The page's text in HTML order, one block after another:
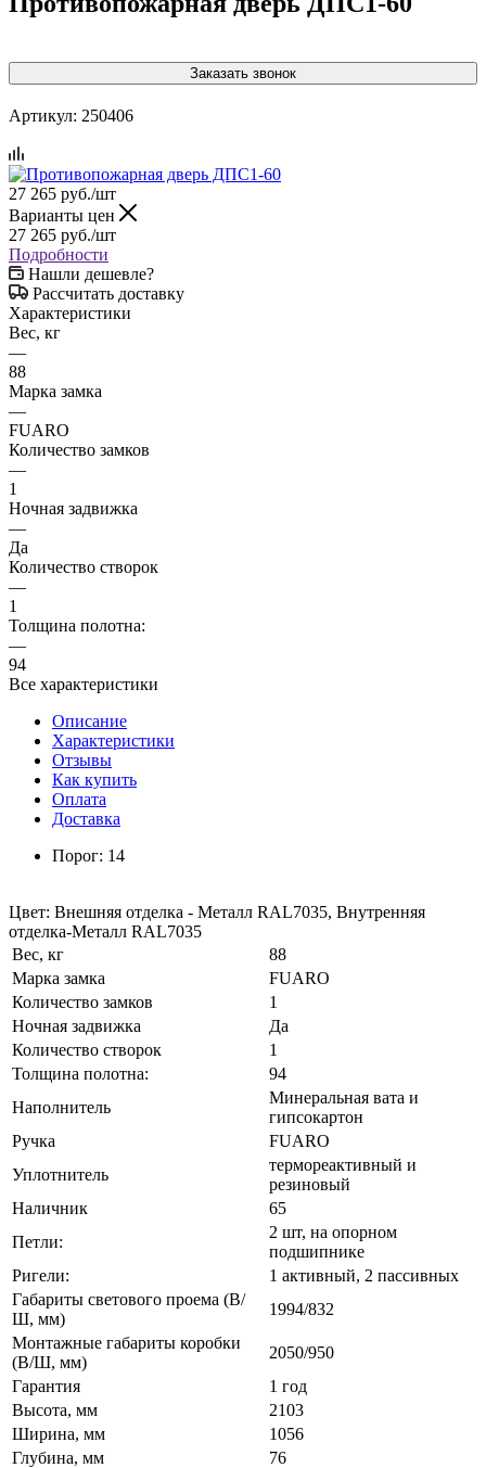
Заказать звонок
Артикул: 250406
27 265 руб./шт
Варианты цен
27 265 руб./шт
Подробности
Нашли дешевле?
Рассчитать доставку
Характеристики
Вес, кг
—
88
Марка замка
—
FUARO
Количество замков
—
1
Ночная задвижка
—
Да
Количество створок
—
1
Толщина полотна:
—
94
Все характеристики
Описание
Характеристики
Отзывы
Как купить
Оплата
Доставка
Порог: 14
Цвет: Внешняя отделка - Металл RAL7035, Внутренняя
отделка-Металл RAL7035
Вес, кг
88
Марка замка
FUARO
Количество замков
1
Ночная задвижка
Да
Количество створок
1
Толщина полотна:
94
Наполнитель
Минеральная вата и
гипсокартон
Ручка
FUARO
Уплотнитель
термореактивный и
резиновый
Наличник
65
Петли:
2 шт, на опорном
подшипнике
Ригели:
1 активный, 2 пассивных
Габариты светового проема (В/
Ш, мм)
1994/832
Монтажные габариты коробки
(В/Ш, мм)
2050/950
Гарантия
1 год
Высота, мм
2103
Ширина, мм
1056
Глубина, мм
76